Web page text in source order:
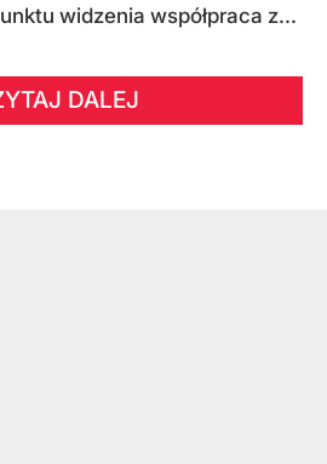
widzenia współpraca z...
DALEJ